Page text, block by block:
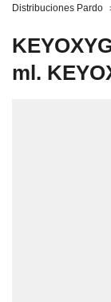
Distribuciones Pardo
ml.